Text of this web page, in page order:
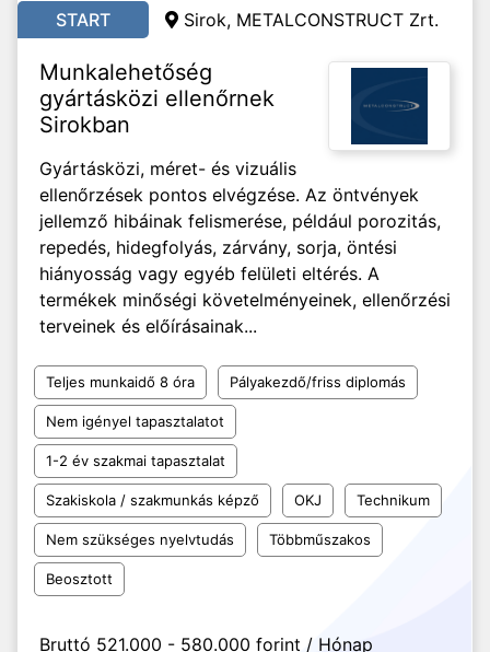
START Sirok, METALCONSTRUCT Zrt.
Munkalehetőség
gyártásközi ellenőrnek
Sirokban
Gyártásközi, méret- és vizuális
ellenőrzések pontos elvégzése. Az öntvények
jellemző hibáinak felismerése, például porozitás,
repedés, hidegfolyás, zárvány, sorja, öntési
hiányosság vagy egyéb felületi eltérés. A
termékek minőségi követelményeinek, ellenőrzési
terveinek és előírásainak...
Teljes munkaidő 8 óra Pályakezdő/friss diplomás
Nem igényel tapasztalatot
1-2 év szakmai tapasztalat
Szakiskola / szakmunkás képző OKJ Technikum
Nem szükséges nyelvtudás Többműszakos
Beosztott
Bruttó 521.000 - 580.000 forint / Hónap